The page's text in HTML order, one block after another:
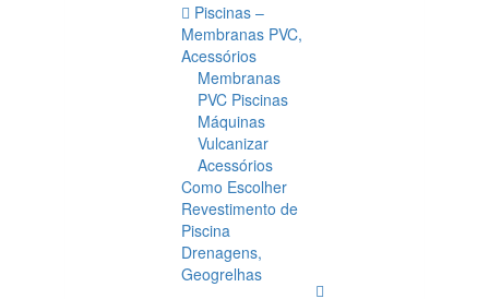
Piscinas –
Membranas PVC,
Acessórios
Membranas
PVC Piscinas
Máquinas
Vulcanizar
Acessórios
Como Escolher
Revestimento de
Piscina
Drenagens,
Geogrelhas